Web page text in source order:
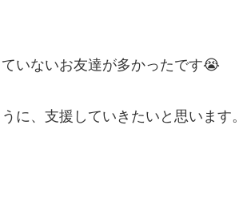
いないお友達が多かったです😭
に、支援していきたいと思います。